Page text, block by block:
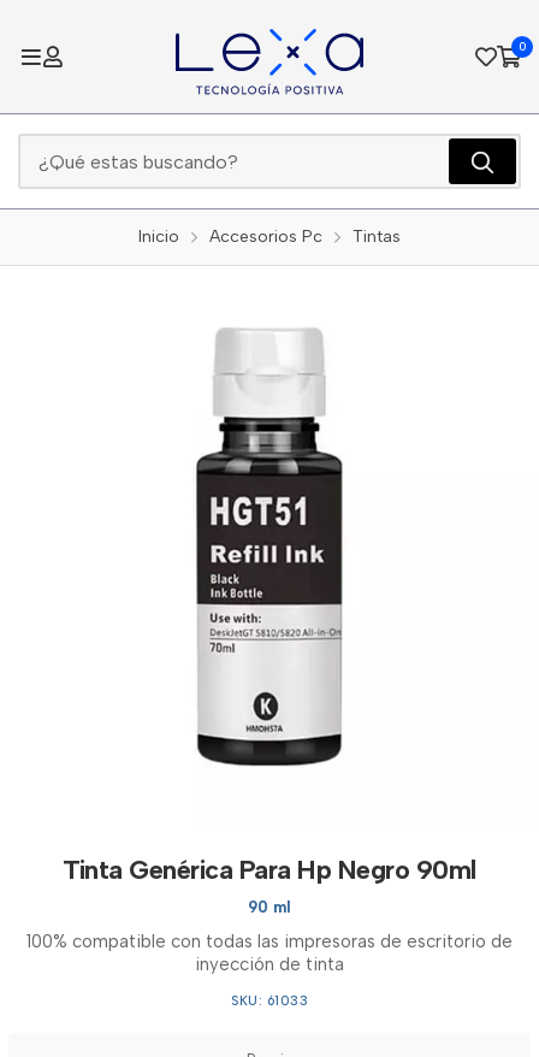
0
Inicio Accesorios Pc Tintas
Tinta Genérica Para Hp Negro 90ml
90 ml
100% compatible con todas las impresoras de escritorio de
inyección de tinta
SKU: 61033